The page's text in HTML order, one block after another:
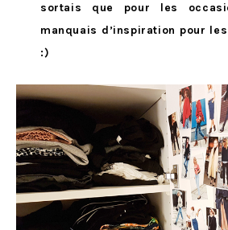
sortais que pour les
manquais d’inspiration pour
:)